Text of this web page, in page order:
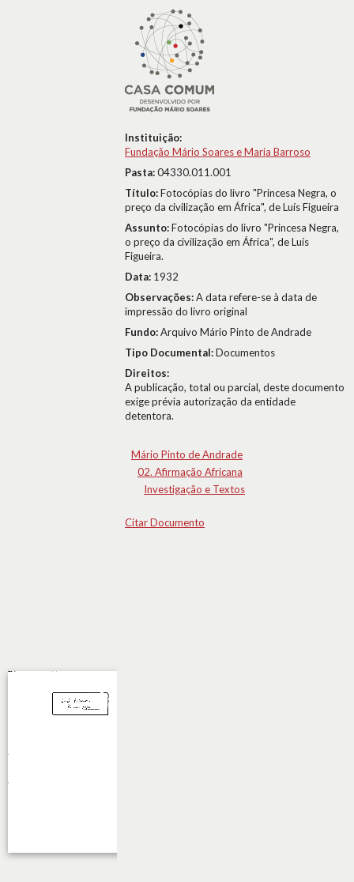
Instituição:
Fundação Mário Soares e Maria Barroso
Pasta:04330.011.001
Título:Fotocópias do livro "Princesa Negra, o
preço da civilização em África", de Luís Figueira
Assunto:Fotocópias do livro "Princesa Negra,
o preço da civilização em África", de Luís
Figueira.
Data: 1932
Observações:A data refere-se à data de
impressão do livro original
Fundo:Arquivo Mário Pinto de Andrade
Tipo Documental:Documentos
Direitos:
A publicação, total ou parcial, deste documento
exige prévia autorização da entidade
detentora.
Mário Pinto de Andrade
02. Afirmação Africana
Investigação e Textos
Citar Documento